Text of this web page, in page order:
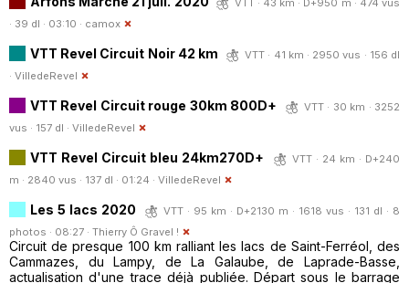
· 39 dl · 03:10 · camox
VTT Revel Circuit Noir 42 km
VTT · 41 km · 2950 vus · 156 dl
· VilledeRevel
VTT Revel Circuit rouge 30km 800D+
VTT · 30 km · 3252
vus · 157 dl · VilledeRevel
VTT Revel Circuit bleu 24km270D+
VTT · 24 km · D+240
m · 2840 vus · 137 dl · 01:24 · VilledeRevel
Les 5 lacs 2020
VTT · 95 km · D+2130 m · 1618 vus · 131 dl · 8
photos · 08:27 · Thierry Ô Gravel !
Circuit de presque 100 km ralliant les lacs de Saint-Ferréol, des
Cammazes, du Lampy, de La Galaube, de Laprade-Basse,
actualisation d'une trace déjà publiée. Départ sous le barrage